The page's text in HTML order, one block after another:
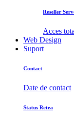
Reseller
Acces
Web Design
Suport
Contact
Date de contact
Status Retea